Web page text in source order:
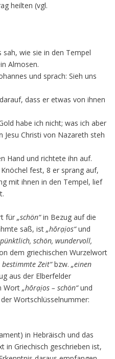
heilten (vgl.
sah, wie sie in den Tempel
Almosen.
und sprach: Sieh uns
dass er etwas von ihnen
habe ich nicht; was ich aber
Jesu Christi von Nazareth steh
Hand und richtete ihn auf.
fest, 8 er sprang auf,
mit ihnen in den Tempel, lief
für „schön“in Bezug auf die
saß, ist „hōrạịos“und
schön, wundervoll,
dem griechischen Wurzelwort
bestimmte Zeit“bzw. „einen
aus der Elberfelder
Wort „hōrạịos – schön“und
Wortschlüsselnummer:
in Hebräisch und das
in Griechisch geschrieben ist,